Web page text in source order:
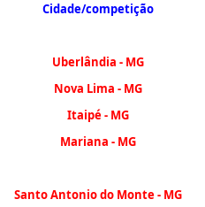
Cidade/competição
Uberlândia - MG
Nova Lima - MG
Itaipé - MG
Mariana - MG
Santo Antonio do Monte - MG